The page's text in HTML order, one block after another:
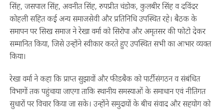
सिंह, जसपाल सिंह, अवनीत सिंह, रुपप्रीत चंडोक, कुलबीर सिंह व दविंदर
कोहली सहित कई अन्य समाजसेवी और प्रतिनिधि उपस्थित रहे। बैठक के
समापन पर सिख समाज ने रेखा वर्मा को सिरोपा और अमृतसर की फोटो देकर
सम्मानित किया, जिसे उन्होंने स्वीकार करते हुए उपस्थित सभी का आभार व्यक्त
किया।
रेखा वर्मा ने कहा कि प्राप्त सुझावों और फीडबैक को पार्टी संगठन व संबंधित
विभागों तक पहुंचाया जाएगा ताकि स्थानीय समस्याओं के समाधान एवं नीतिगत
सुधारों पर विचार किया जा सके। उन्होंने समुदायों के बीच संवाद और सहयोग को